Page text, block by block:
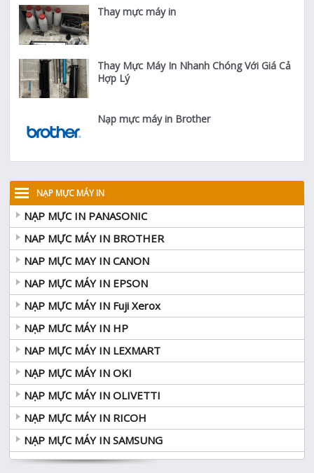
Thay mực máy in
Thay Mực Máy In Nhanh Chóng Với Giá Cả
Hợp Lý
Nạp mực máy in Brother
NẠP MỰC MÁY IN
NẠP MỰC IN PANASONIC
NAP MỰC MÁY IN BROTHER
NAP MỰC MAY IN CANON
NAP MỰC MÁY IN EPSON
NẠP MỰC MÁY IN Fuji Xerox
NẠP MƯC MÁY IN HP
NAP MỰC MÁY IN LEXMART
NẠP MỰC MÁY IN OKI
NẠP MỰC MÁY IN OLIVETTI
NẠP MỰC MÁY IN RICOH
NẠP MỰC MÁY IN SAMSUNG